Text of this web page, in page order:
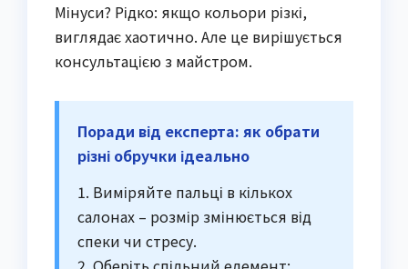
Мінуси? Рідко: якщо кольори різкі,
виглядає хаотично. Але це вирішується
консультацією з майстром.
Поради від експерта: як обрати
різні обручки ідеально
1. Виміряйте пальці в кількох
салонах – розмір змінюється від
спеки чи стресу.